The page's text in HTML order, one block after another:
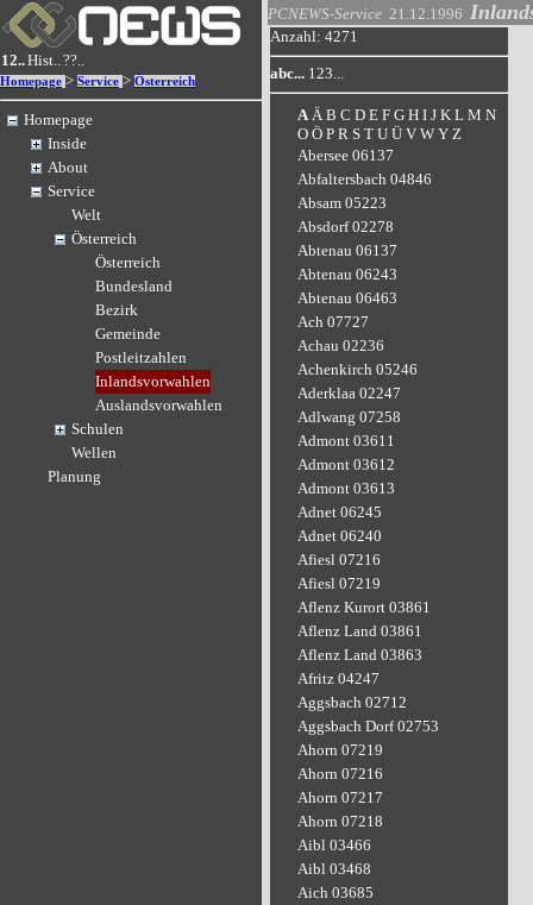
12..Hist..??..
Homepage > Service > Österreich
Homepage
Inside
About
Service
Welt
Österreich
Österreich
Bundesland
Bezirk
Gemeinde
Postleitzahlen
Inlandsvorwahlen
Auslandsvorwahlen
Schulen
Wellen
Planung
PCNEWS-Service 21.12.1996
Anzahl: 4271
abc... 123...
A Ä B C D E F G H I J K L M N
O Ö P R S T U Ü V W Y Z
Abersee 06137
Abfaltersbach 04846
Absam 05223
Absdorf 02278
Abtenau 06137
Abtenau 06243
Abtenau 06463
Ach 07727
Achau 02236
Achenkirch 05246
Aderklaa 02247
Adlwang 07258
Admont 03611
Admont 03612
Admont 03613
Adnet 06245
Adnet 06240
Afiesl 07216
Afiesl 07219
Aflenz Kurort 03861
Aflenz Land 03861
Aflenz Land 03863
Afritz 04247
Aggsbach 02712
Aggsbach Dorf 02753
Ahorn 07219
Ahorn 07216
Ahorn 07217
Ahorn 07218
Aibl 03466
Aibl 03468
Aich 03685